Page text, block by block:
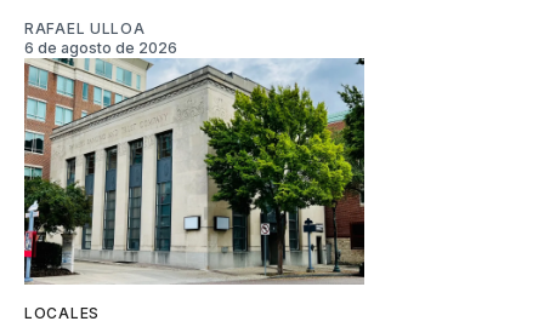
RAFAEL ULLOA
6 de agosto de 2026
LOCALES